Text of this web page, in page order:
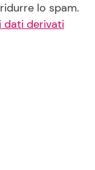
lo spam.
dati derivati